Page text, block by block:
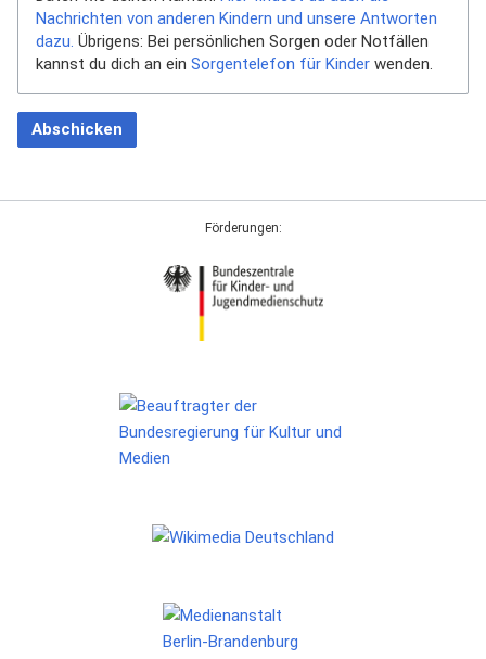
Nachrichten von anderen Kindern und unsere Antworten
dazu. Übrigens: Bei persönlichen Sorgen oder Notfällen
kannst du dich an ein Sorgentelefon für Kinder wenden.
Abschicken
Förderungen: